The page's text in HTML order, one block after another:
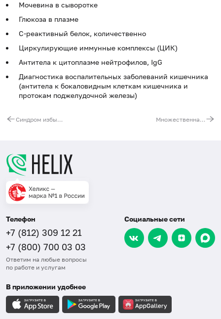
Мочевина в сыворотке
Глюкоза в плазме
С-реактивный белок, количественно
Циркулирующие иммунные комплексы (ЦИК)
Антитела к цитоплазме нейтрофилов, IgG
Диагностика воспалительных заболеваний кишечника
(антитела к бокаловидным клеткам кишечника и
протокам поджелудочной железы)
Синдром избыточного бактериального роста Множественная миелома
Телефон
+7 (812) 309 12 21
+7 (800) 700 03 03
Ответим на любые вопросы
по работе и услугам
Социальные сети
В приложении удобнее